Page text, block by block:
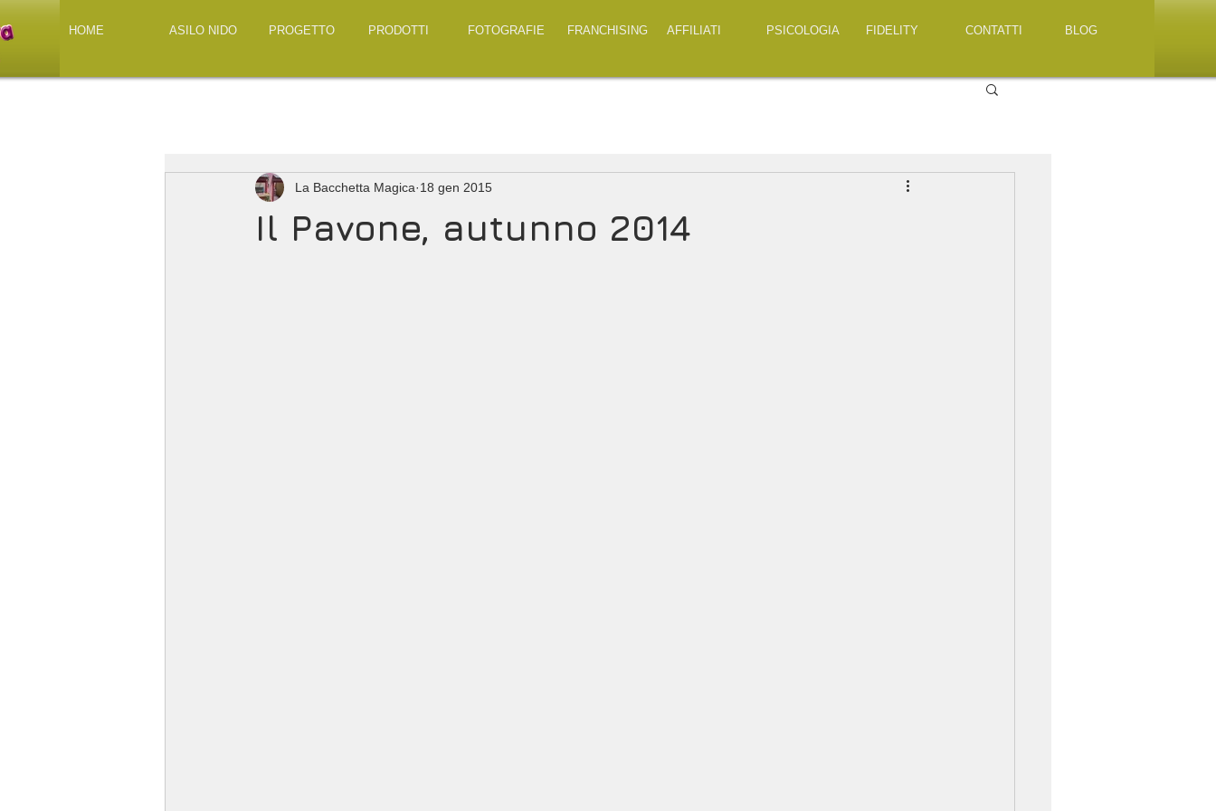
HOME ASILO NIDO PROGETTO PRODOTTI FOTOGRAFIE FRANCHISING AFFILIATI PSICOLOGIA FIDELITY CONTATTI BLOG
Il Pavone, autunno 2014
La Bacchetta Magica 18 gen 2015